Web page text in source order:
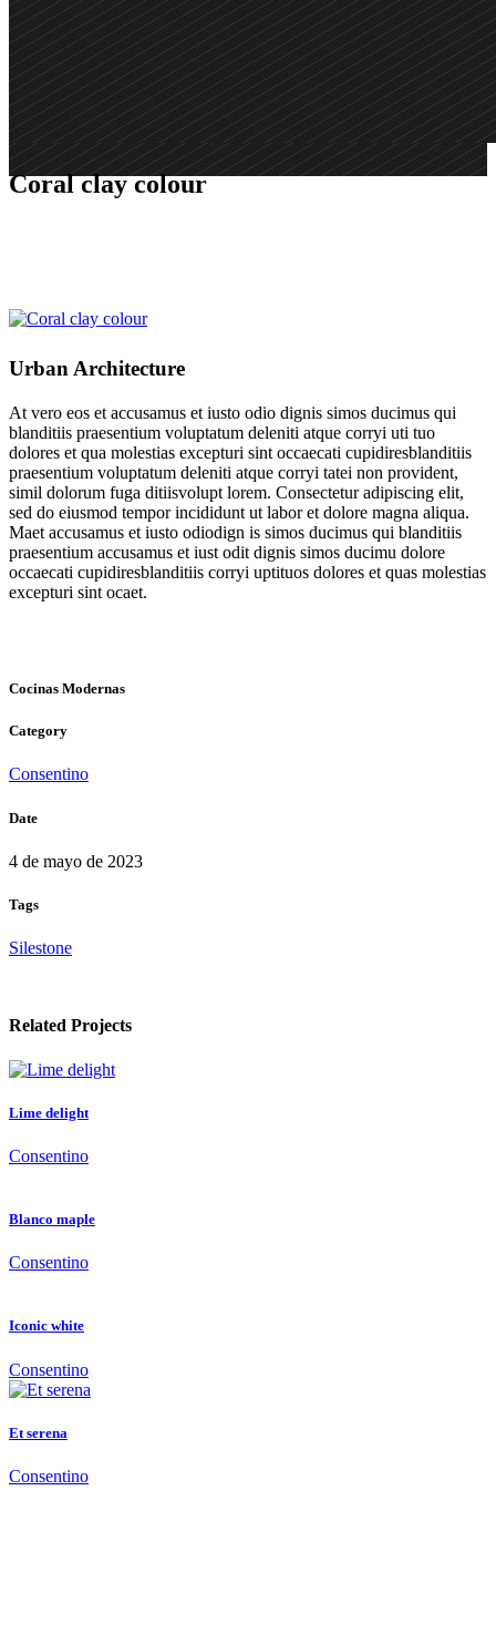
Coral clay colour
Urban Architecture
At vero eos et accusamus et iusto odio dignis simos ducimus qui
blanditiis praesentium voluptatum deleniti atque corryi uti tuo
dolores et qua molestias excepturi sint occaecati cupidiresblanditiis
praesentium voluptatum deleniti atque corryi tatei non provident,
simil dolorum fuga ditiisvolupt lorem. Consectetur adipiscing elit,
sed do eiusmod tempor incididunt ut labor et dolore magna aliqua.
Maet accusamus et iusto odiodign is simos ducimus qui blanditiis
praesentium accusamus et iust odit dignis simos ducimu dolore
occaecati cupidiresblanditiis corryi uptituos dolores et quas molestias
excepturi sint ocaet.
Cocinas Modernas
Category
Consentino
Date
4 de mayo de 2023
Tags
Silestone
Related Projects
Lime delight
Consentino
Blanco maple
Consentino
Iconic white
Consentino
Et serena
Consentino